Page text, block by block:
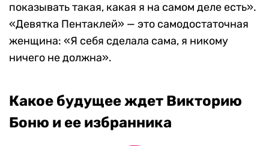
показывать такая, какая я на самом деле есть».
«Девятка Пентаклей» — это самодостаточная
женщина: «Я себя сделала сама, я никому
ничего не должна».
Какое будущее ждет Викторию
Боню и ее избранника